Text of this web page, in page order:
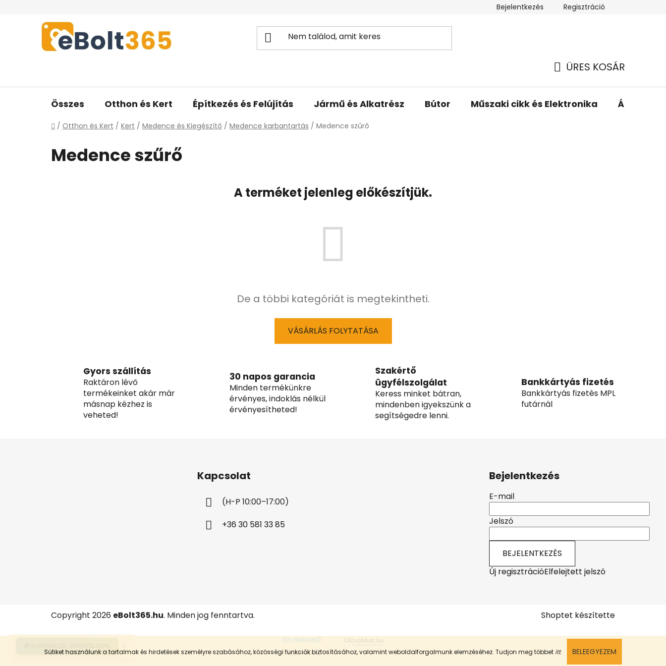
Sütiket használunk a tartalmak és hirdetések személyre szabásához, közösségi funkciók biztosításához, valamint weboldalforgalmunk elemzéséhez. Tudjon meg többet itt. BELEEGYEZEM
Bejelentkezés Regisztráció
ÜRES KOSÁR
Összes Otthon és Kert Építkezés és Felújítás Jármű és Alkatrész Bútor Műszaki cikk és Elektronika
Kezdőlap
/ Otthon és Kert / Kert / Medence és Kiegészítő / Medence karbantartás / Medence szűrő
Medence szűrő
A terméket jelenleg előkészítjük.
De a többi kategóriát is megtekintheti.
VÁSÁRLÁS FOLYTATÁSA
Gyors szállítás
Raktáron lévő
termékeinket akár már
másnap kézhez is
veheted!
30 napos garancia
Minden termékünkre
érvényes, indoklás nélkül
érvényesítheted!
Szakértő
ügyfélszolgálat
Keress minket bátran,
mindenben igyekszünk a
segítségedre lenni.
Bankkártyás fizetés
Bankkártyás fizetés MPL
futárnál
Kapcsolat
(H-P 10:00–17:00)
+36 30 581 33 85
Bejelentkezés
E-mail
Jelszó
BEJELENTKEZÉS
Új regisztrációElfelejtett jelszó
Shoptet készítette
Copyright 2026 eBolt365.hu. Minden jog fenntartva.
Árukereső.hu